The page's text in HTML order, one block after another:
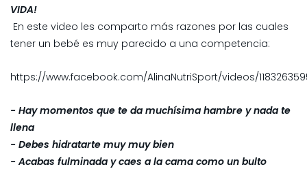
VIDA!
En este video les comparto más razones por las cuales
tener un bebé es muy parecido a una competencia:
https://www.facebook.com/AlinaNutriSport/videos/
- Hay momentos que te da muchísima hambre y nada te
llena
- Debes hidratarte muy muy bien
- Acabas fulminada y caes a la cama como un bulto